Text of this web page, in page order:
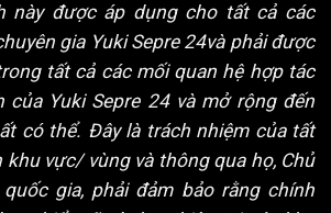
này được áp dụng cho tất cả các
gia Yuki Sepre 24và phải được
tất cả các mối quan hệ hợp tác
của Yuki Sepre 24 và mở rộng đến
có thể. Đây là trách nhiệm của tất
khu vực/ vùng và thông qua họ, Chủ
gia, phải đảm bảo rằng chính